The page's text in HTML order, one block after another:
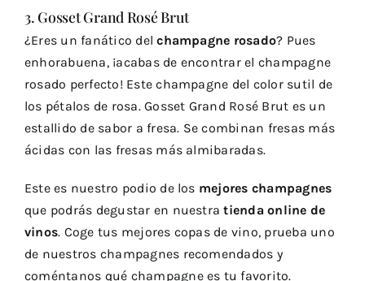
3. Gosset Grand Rosé Brut
¿Eres un fanático delchampagne rosado? Pues
enhorabuena, ¡acabas de encontrar el champagne
rosado perfecto! Este champagne del color sutil de
los pétalos de rosa. Gosset Grand Rosé Brut es un
estallido de sabor a fresa. Se combinan fresas más
ácidas con las fresas más almibaradas.
Este es nuestro podio de los mejores champagnes
que podrás degustar en nuestratienda online de
vinos. Coge tus mejores copas de vino, prueba uno
de nuestros champagnes recomendados y
coméntanos qué champagne es tu favorito.